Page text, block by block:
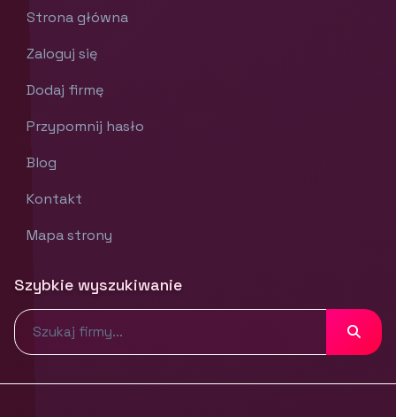
Strona główna
Zaloguj się
Dodaj firmę
Przypomnij hasło
Blog
Kontakt
Mapa strony
Szybkie wyszukiwanie